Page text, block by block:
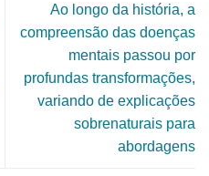
Ao longo da história, a
compreensão das doenças
mentais passou por
profundas transformações,
variando de explicações
sobrenaturais para
abordagens